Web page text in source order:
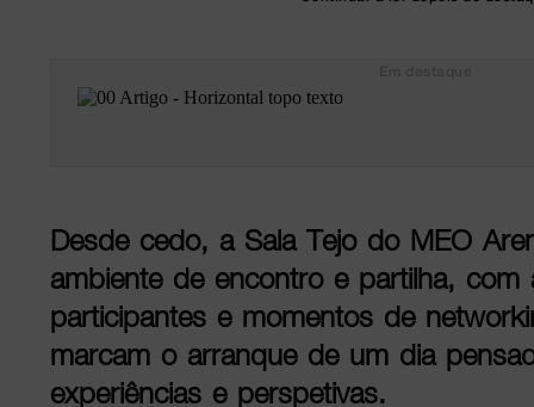
Desde cedo, a Sala Tejo do MEO
ambiente de encontro e partilha, com
participantes e momentos de
marcam o arranque de um dia
experiências e perspetivas.